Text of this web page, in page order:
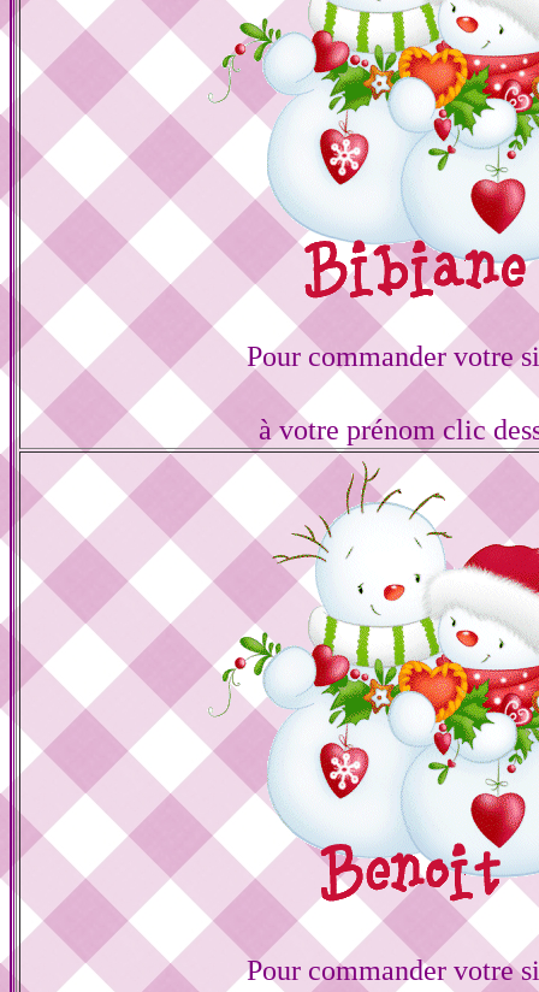
Pour commander votre
à votre prénom clic
Pour commander votre